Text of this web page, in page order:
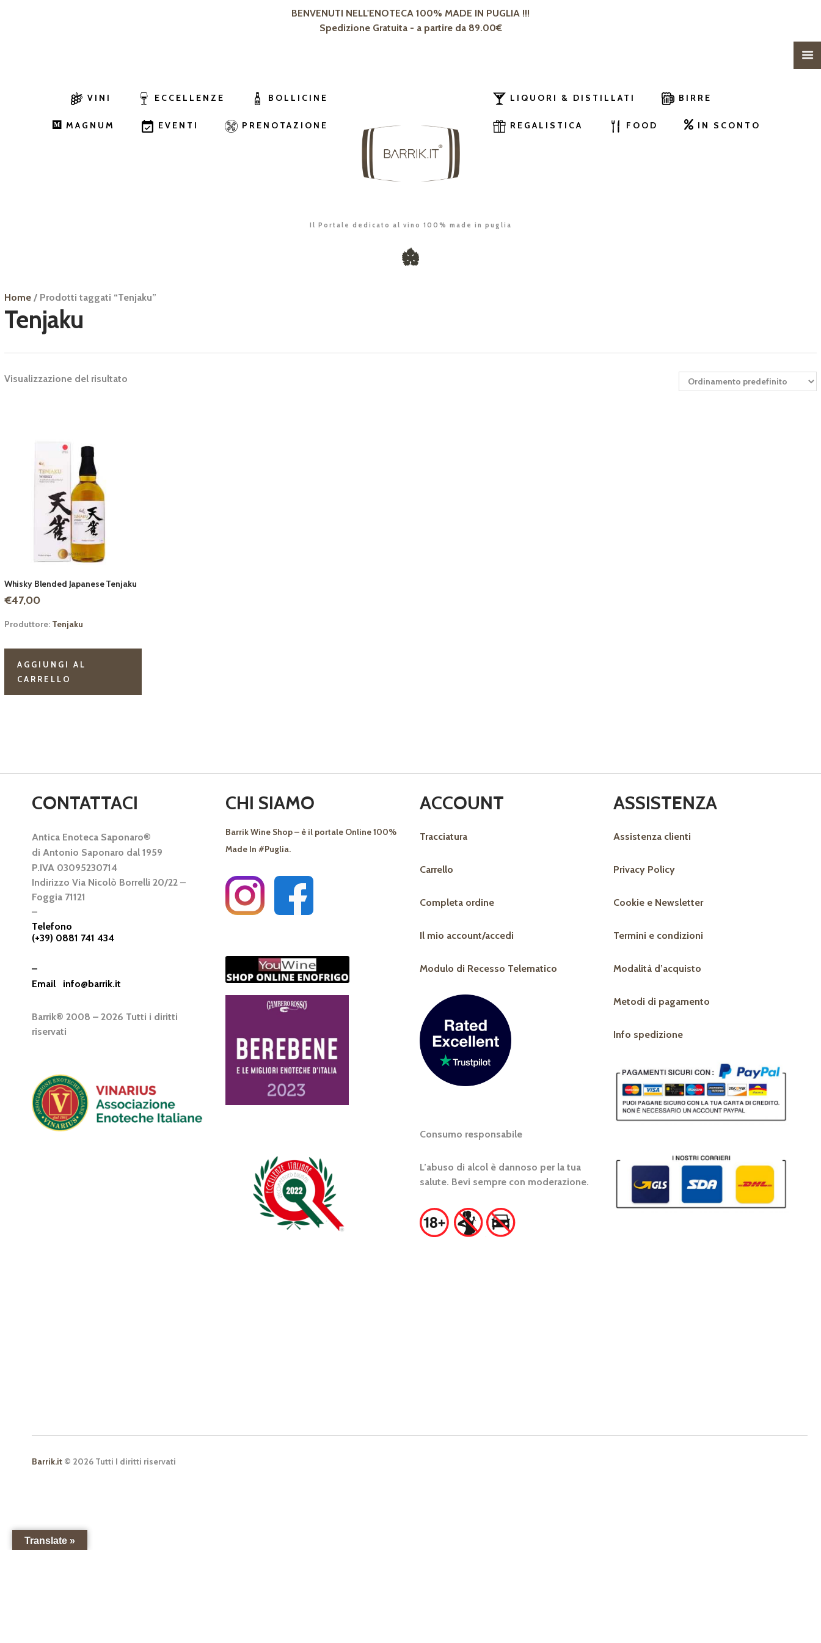
BENVENUTI NELL'ENOTECA 100% MADE IN PUGLIA !!!
Spedizione Gratuita - a partire da 89.00€
VINI ECCELLENZE BOLLICINE
MAGNUM EVENTI PRENOTAZIONE
LIQUORI & DISTILLATI BIRRE
REGALISTICA FOOD IN SCONTO
Il Portale dedicato al vino 100% made in puglia
Home/ Prodotti taggati “Tenjaku”
Tenjaku
Visualizzazione del risultato
Whisky Blended Japanese Tenjaku
€47,00
Produttore: Tenjaku
AGGIUNGI AL
CARRELLO
CONTATTACI
Antica Enoteca Saponaro®
di Antonio Saponaro dal 1959
P.IVA 03095230714
Indirizzo Via Nicolò Borrelli 20/22 –
Foggia 71121
–
Telefono
(+39) 0881 741 434
–
Email info@barrik.it
Barrik® 2008 – 2026 Tutti i diritti
riservati
CHI SIAMO
Barrik Wine Shop – è il portale Online 100%
Made In #Puglia.
ACCOUNT
Tracciatura
Carrello
Completa ordine
Il mio account/accedi
Modulo di Recesso Telematico
Consumo responsabile
L’abuso di alcol è dannoso per la tua
salute. Bevi sempre con moderazione.
ASSISTENZA
Assistenza clienti
Privacy Policy
Cookie e Newsletter
Termini e condizioni
Modalità d’acquisto
Metodi di pagamento
Info spedizione
Barrik.it © 2026 Tutti I diritti riservati
Translate »